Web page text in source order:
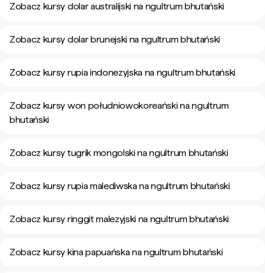
Zobacz kursy dolar australijski na ngultrum bhutański
Zobacz kursy dolar brunejski na ngultrum bhutański
Zobacz kursy rupia indonezyjska na ngultrum bhutański
Zobacz kursy won południowokoreański na ngultrum
bhutański
Zobacz kursy tugrik mongolski na ngultrum bhutański
Zobacz kursy rupia malediwska na ngultrum bhutański
Zobacz kursy ringgit malezyjski na ngultrum bhutański
Zobacz kursy kina papuańska na ngultrum bhutański